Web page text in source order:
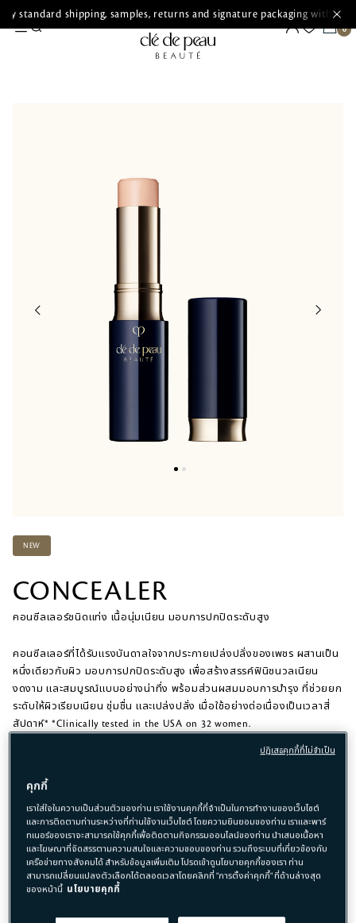
standard shipping, samples, returns and signature packaging with
NEW
CONCEALER
​คอนซีลเลอร์ชนิดแท่ง เนื้อนุ่มเนียน มอบการปกปิดระดับสูง
​คอนซีลเลอร์ที่ได้รับแรงบันดาลใจจากประกายเปล่งปลั่งของเพชร ผสานเป็น
หนึ่งเดียวกับผิว มอบการปกปิดระดับสูง เพื่อสร้างสรรค์ฟินิชนวลเนียน
งดงาม และสมบูรณ์แบบอย่างน่าทึ่ง พร้อมส่วนผสมมอบการบำรุง ที่ช่วยยก
ระดับให้ผิวเรียบเนียน ชุ่มชื่น และเปล่งปลั่ง เมื่อใช้อย่างต่อเนื่องเป็นเวลาสี่
สัปดาห์* *Clinically tested in the USA on 32 women.
รายละเอียด
SHADE
คุกกี้
เราใส่ใจในความเป็นส่วนตัวของท่าน เราใช้งานคุกกี้ที่จำเป็นในการทำงานของเว็บไซต์
และการติดตามท่านระหว่างที่ท่านใช้งานเว็บไซต์ โดยความยินยอมของท่าน เราและพาร์
ทเนอร์ของเราจะสามารถใช้คุกกี้เพื่อติดตามกิจกรรมออนไลน์ของท่าน นำเสนอเนื้อหา
และโฆษณาที่จัดสรรตามความสนใจและความชอบของท่าน รวมถึงระบบที่เกี่ยวข้องกับ
เครือข่ายทางสังคมได้ สำหรับข้อมูลเพิ่มเติม โปรดเข้าดูนโยบายคุกกี้ของเรา ท่าน
สามารถเปลี่ยนแปลงตัวเลือกได้ตลอดเวลาโดยคลิกที่ "การตั้งค่าคุกกี้" ที่ด้านล่างสุด
ของหน้านี้ นโยบายคุกกี้
ปฏิเสธคุกกี้ที่ไม่จำเป็น